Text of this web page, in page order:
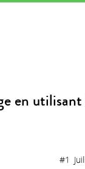
en
#1